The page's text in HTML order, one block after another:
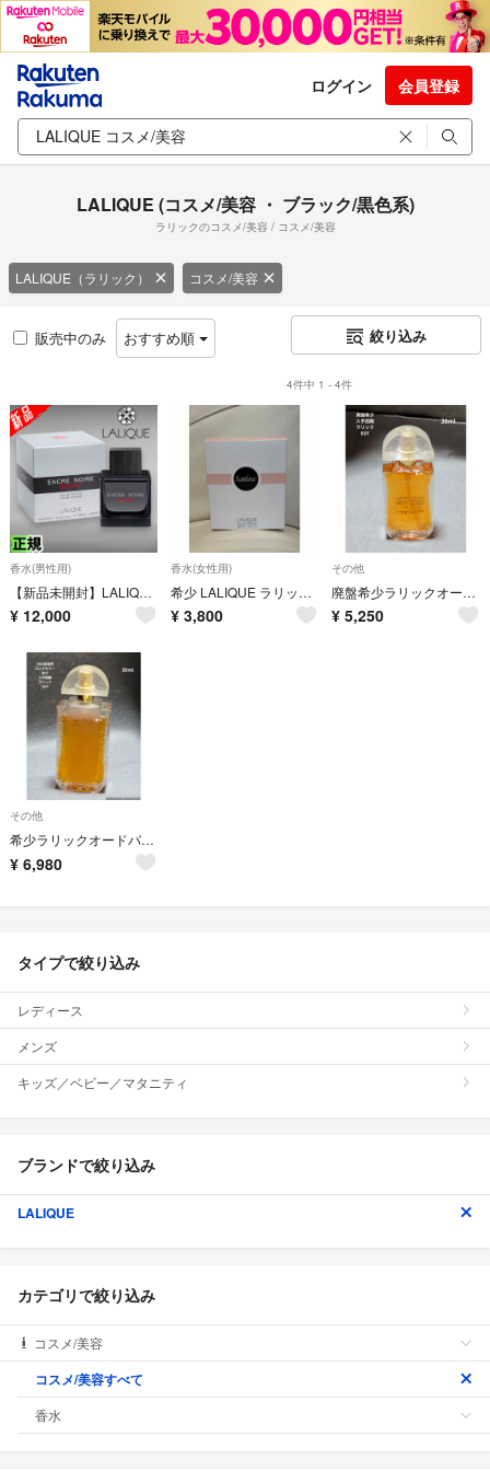
ログイン 会員登録
LALIQUE (コスメ/美容 ・ ブラック/黒色系)
ラリックのコスメ/美容 / コスメ/美容
LALIQUE（ラリック） コスメ/美容
販売中のみ おすすめ順 絞り込み
4件中 1 - 4件
香水(男性用)
【新品未開封】LALIQUE ENCRE NOIRE SPORT 100ml
¥ 12,000
香水(女性用)
希少 LALIQUE ラリック サティーヌ オードパルファム 香水 100ml
¥ 3,800
その他
廃盤希少ラリックオーデトワレ30ml
¥ 5,250
その他
希少ラリックオードパルファム50ml
¥ 6,980
タイプで絞り込み
レディース
メンズ
キッズ／ベビー／マタニティ
ブランドで絞り込み
LALIQUE
カテゴリで絞り込み
コスメ/美容
コスメ/美容すべて
香水